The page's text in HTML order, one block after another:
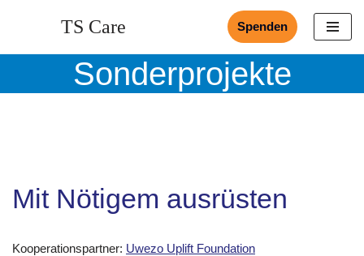
TS Care Spenden
Sonderprojekte
Mit Nötigem ausrüsten
Kooperationspartner: Uwezo Uplift Foundation